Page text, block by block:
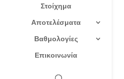
Στοίχημα
Αποτελέσματα
Βαθμολογίες
Επικοινωνία